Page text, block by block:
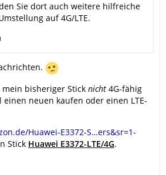
Sie dort auch weitere hilfreiche
auf 4G/LTE.
bisheriger Stick nicht 4G-fähig
neuen kaufen oder einen LTE-
Huawei-E3372-S…ers&sr=1-
Stick Huawei E3372-LTE/4G.